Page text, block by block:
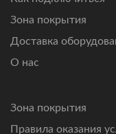
Зона покрытия
Доставка
О нас
Зона покрытия
Правила оказания